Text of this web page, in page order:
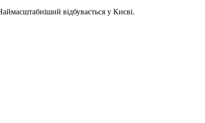
відбувається у Києві.